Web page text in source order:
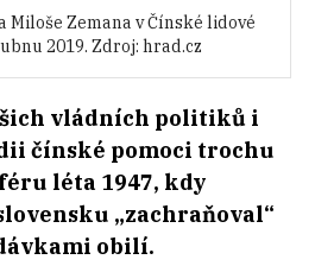
Miloše Zemana v Čínské lidové
2019. Zdroj: hrad.cz
vládních politiků i
čínské pomoci trochu
léta 1947, kdy
„zachraňoval“
obilí.